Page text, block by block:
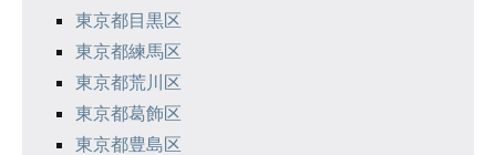
東京都目黒区
東京都練馬区
東京都荒川区
東京都葛飾区
東京都豊島区